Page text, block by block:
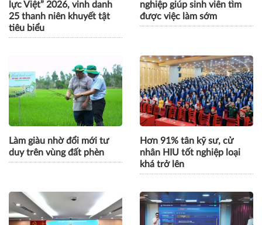
Khởi động “Tỏa sáng Nghị
lực Việt” 2026, vinh danh
25 thanh niên khuyết tật
tiêu biểu
Gắn đào tạo với doanh
nghiệp giúp sinh viên tìm
được việc làm sớm
Làm giàu nhờ đổi mới tư Hơn 91% tân kỹ sư, cử